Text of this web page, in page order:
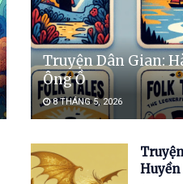
Truyện Dân Gian:
Ông Ồ
8 THÁNG 5, 2026
Huyền